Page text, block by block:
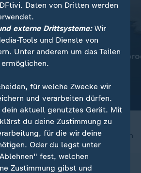
:
ein
Wassermangel im Po
Italien:
Video 1:53
nach oben
Daten von Dritten werden
externe Drittsysteme:Wir
Tools und Dienste von
Unter anderem um das Teilen
für welche Zwecke wir
und verarbeiten dürfen.
aktuell genutztes Gerät. Mit
du deine Zustimmung zu
für die wir deine
Oder du legst unter
fest, welchen
Zustimmung gibst und